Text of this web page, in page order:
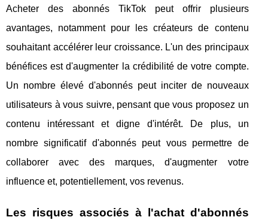
Acheter des abonnés TikTok peut offrir plusieurs
avantages, notamment pour les créateurs de contenu
souhaitant accélérer leur croissance. L'un des principaux
bénéfices est d'augmenter la crédibilité de votre compte.
Un nombre élevé d'abonnés peut inciter de nouveaux
utilisateurs à vous suivre, pensant que vous proposez un
contenu intéressant et digne d'intérêt. De plus, un
nombre significatif d'abonnés peut vous permettre de
collaborer avec des marques, d'augmenter votre
influence et, potentiellement, vos revenus.
Les risques associés à l'achat d'abonnés